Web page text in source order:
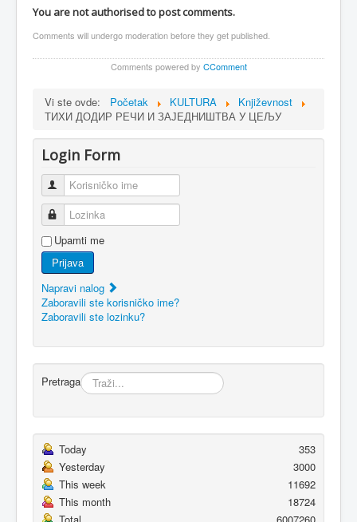
You are not authorised to post comments.
Comments will undergo moderation before they get published.
Comments powered by CComment
Vi ste ovde: Početak KULTURA
Književnost
ТИХИ ДОДИР РЕЧИ И ЗАЈЕДНИШТВА У ЦЕЉУ
Login Form
Korisničko ime
Lozinka
Upamti me
Prijava
Napravi nalog
Zaboravili ste korisničko ime?
Zaboravili ste lozinku?
Pretraga
Today
353
Yesterday
3000
This week
11692
This month
18724